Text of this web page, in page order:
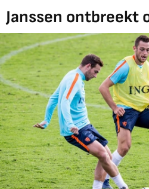
Janssen ontbreekt